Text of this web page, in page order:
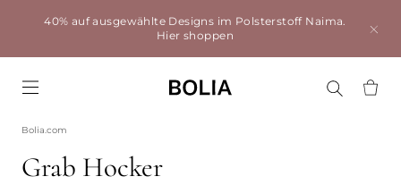
40% auf ausgewählte Designs im Polsterstoff Naima.
Hier shoppen
Bolia.com
Grab Hocker